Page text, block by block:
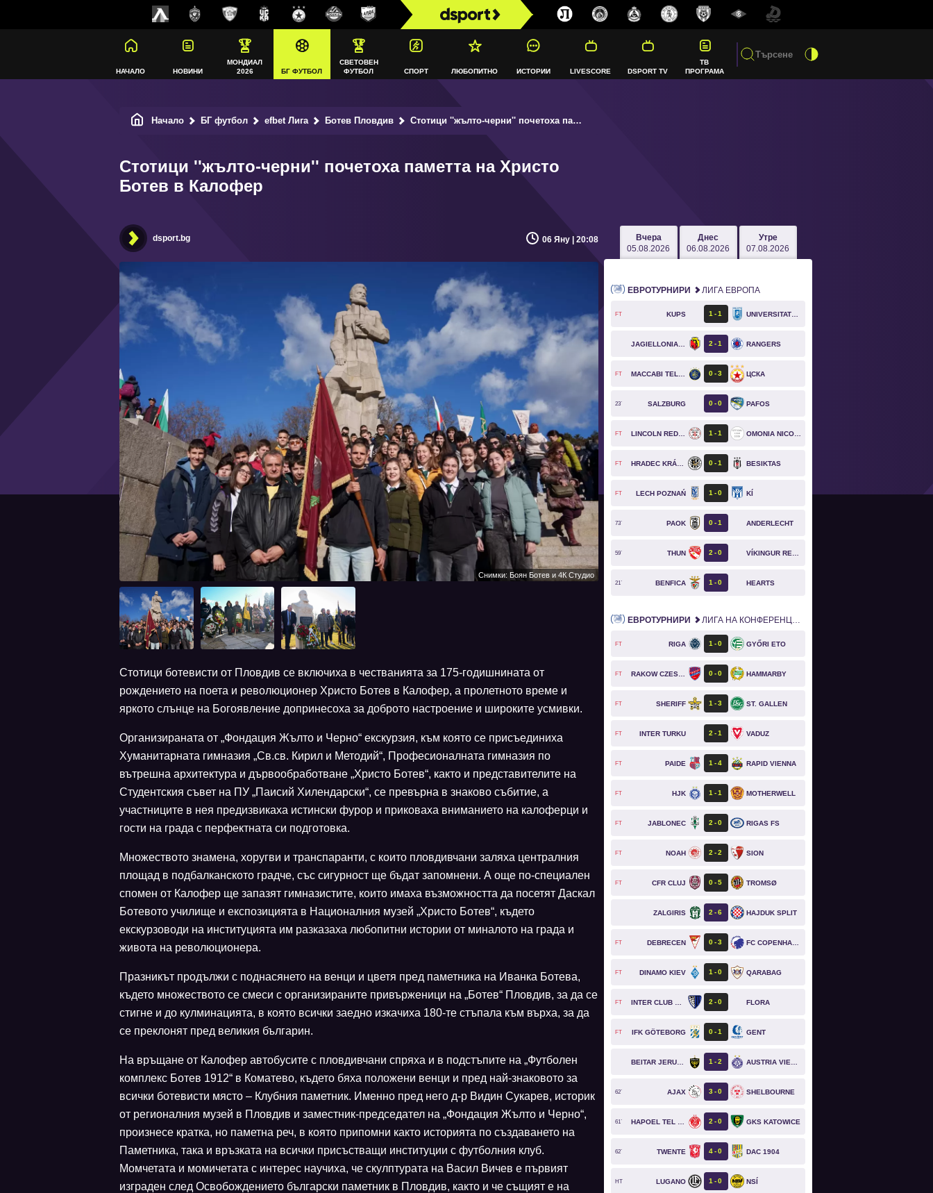
НАЧАЛО НОВИНИ
МОНДИАЛ
2026
БГ ФУТБОЛ
СВЕТОВЕН
ФУТБОЛ
СПОРТ ЛЮБОПИТНО ИСТОРИИ LIVESCORE DSPORT TV
ТВ
ПРОГРАМА
Начало БГ футбол efbet Лига Ботев Пловдив Стотици ''жълто-черни'' почетоха паметта на Христо Ботев в Калофер
Стотици ''жълто-черни'' почетоха паметта на Христо
Ботев в Калофер
dsport.bg 06 Яну | 20:08
Снимки: Боян Ботев и 4К Студио
Стотици ботевисти от Пловдив се включиха в честванията за 175-годишнината от
рождението на поета и революционер Христо Ботев в Калофер, а пролетното време и
яркото слънце на Богоявление допринесоха за доброто настроение и широките усмивки.
Организираната от „Фондация Жълто и Черно“ екскурзия, към която се присъединиха
Хуманитарната гимназия „Св.св. Кирил и Методий“, Професионалната гимназия по
вътрешна архитектура и дървообработване „Христо Ботев“, както и представителите на
Студентския съвет на ПУ „Паисий Хилендарски“, се превърна в знаково събитие, а
участниците в нея предизвикаха истински фурор и приковаха вниманието на калоферци и
гости на града с перфектната си подготовка.
Множеството знамена, хоругви и транспаранти, с които пловдивчани заляха централния
площад в подбалканското градче, със сигурност ще бъдат запомнени. А още по-специален
спомен от Калофер ще запазят гимназистите, които имаха възможността да посетят Даскал
Ботевото училище и експозицията в Националния музей „Христо Ботев“, където
екскурзоводи на институцията им разказаха любопитни истории от миналото на града и
живота на революционера.
Празникът продължи с поднасянето на венци и цветя пред паметника на Иванка Ботева,
където множеството се смеси с организираните привърженици на „Ботев“ Пловдив, за да се
стигне и до кулминацията, в която всички заедно изкачиха 180-те стъпала към върха, за да
се преклонят пред великия българин.
На връщане от Калофер автобусите с пловдивчани спряха и в подстъпите на „Футболен
комплекс Ботев 1912“ в Коматево, където бяха положени венци и пред най-знаковото за
всички ботевисти място – Клубния паметник. Именно пред него д-р Видин Сукарев, историк
от регионалния музей в Пловдив и заместник-председател на „Фондация Жълто и Черно“,
произнесе кратка, но паметна реч, в която припомни както историята по създаването на
Паметника, така и връзката на всички присъстващи институции с футболния клуб.
Момчетата и момичетата с интерес научиха, че скулптурата на Васил Вичев е първият
изграден след Освобождението български паметник в Пловдив, както и че същият е на
Вчера
05.08.2026
Днес
06.08.2026
Утре
07.08.2026
ЕВРОТУРНИРИ ЛИГА ЕВРОПА
FT KUPS 1 1
2 1 RANGERS
FT 0 3 ЦСКА
23` SALZBURG 0 0 PAFOS
FT 1 1
FT 0 1 BESIKTAS
FT LECH POZNAŃ 1 0 KÍ
73` PAOK 0 1 ANDERLECHT
59` THUN 2 0
21` BENFICA 1 0 HEARTS
ЕВРОТУРНИРИ ЛИГА НА КОНФЕРЕНЦИИТЕ
FT RIGA 1 0 GYŐRI ETO
FT 0 0 HAMMARBY
FT SHERIFF 1 3 ST. GALLEN
FT INTER TURKU 2 1 VADUZ
FT PAIDE 1 4 RAPID VIENNA
FT HJK 1 1 MOTHERWELL
FT JABLONEC 2 0 RIGAS FS
FT NOAH 2 2 SION
FT CFR CLUJ 0 5 TROMSØ
ZALGIRIS 2 6 HAJDUK SPLIT
FT DEBRECEN 0 3
FT DINAMO KIEV 1 0 QARABAG
FT 2 0 FLORA
FT IFK GÖTEBORG 0 1 GENT
1 2
62` AJAX 3 0 SHELBOURNE
61` 2 0 GKS KATOWICE
62` TWENTE 4 0 DAC 1904
HT LUGANO 1 0 NSÍ